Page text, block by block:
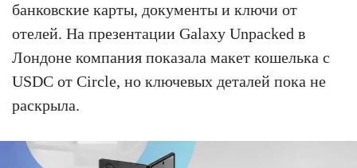
банковские карты, документы и ключи от
отелей. На презентации Galaxy Unpacked в
Лондоне компания показала макет кошелька с
USDC от Circle, но ключевых деталей пока не
раскрыла.